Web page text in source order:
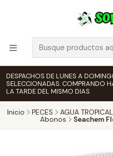
DESPACHOS DE LUNES A
SELECCIONADAS. COMPRANDO
LA TARDE DEL MISMO DIAS
Inicio PECES AGUA TROPICAL
Abonos
Seachem